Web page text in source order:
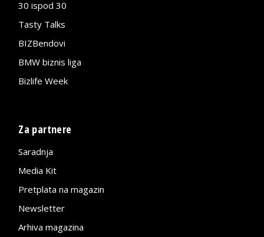
30 ispod 30
Tasty Talks
BIZBendovi
BMW biznis liga
Bizlife Week
Za partnere
Saradnja
Media Kit
Pretplata na magazin
Newsletter
Arhiva magazina